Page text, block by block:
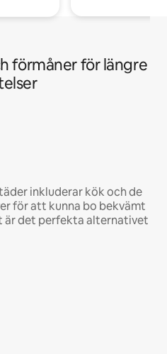
förmåner för längre
inkluderar kök och de
för att kunna bo bekvämt
är det perfekta alternativet